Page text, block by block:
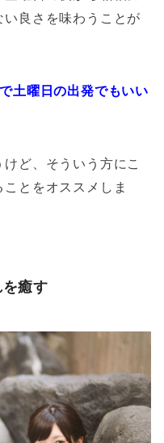
良さを味わうことが
土曜日の出発でもいい
ど、そういう方にこ
とをオススメしま
癒す